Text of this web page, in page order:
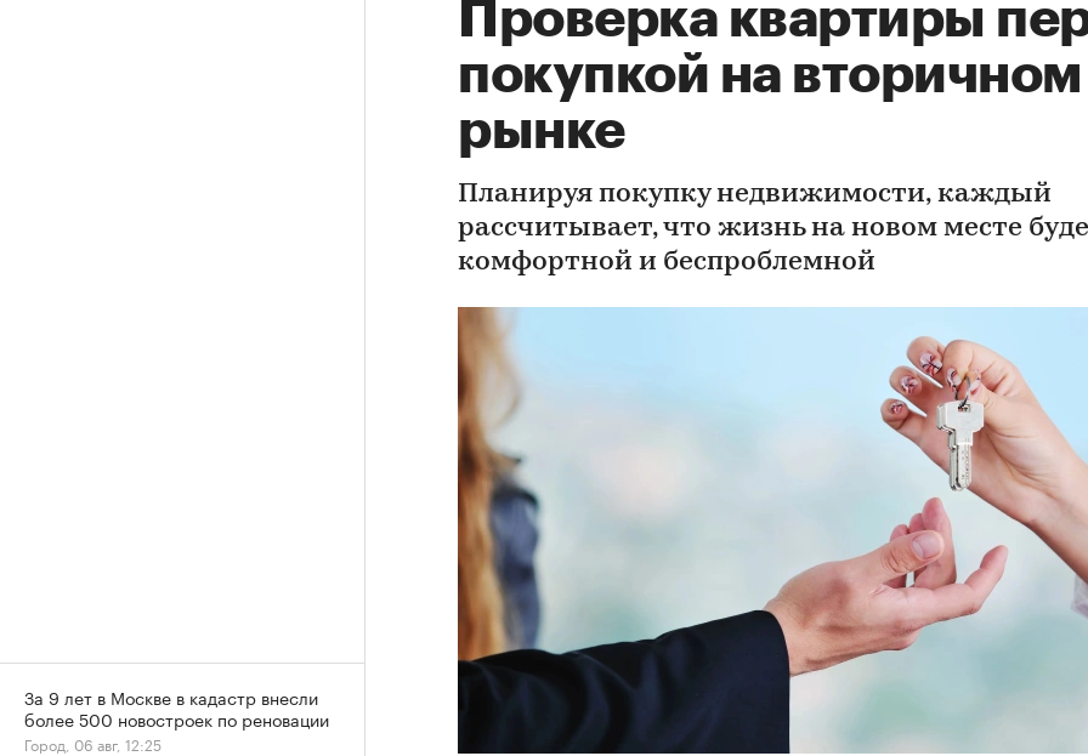
Проверка квартиры
покупкой на вторичном
рынке
Планируя покупку недвижимости, каждый
рассчитывает, что жизнь на новом месте
комфортной и беспроблемной
За 9 лет в Москве в кадастр внесли
более 500 новостроек по реновации
Город, 06 авг, 12:25